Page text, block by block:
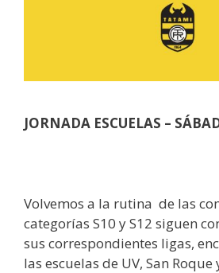
JORNADA ESCUELAS –
Volvemos a la rutina de las
categorías S10 y S12 siguen
sus correspondientes ligas,
las escuelas de UV, San Roque